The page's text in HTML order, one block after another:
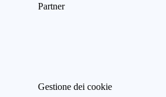
Partner
Gestione dei cookie